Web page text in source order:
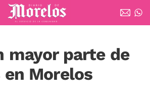
de Morelos
mayor parte de
Morelos